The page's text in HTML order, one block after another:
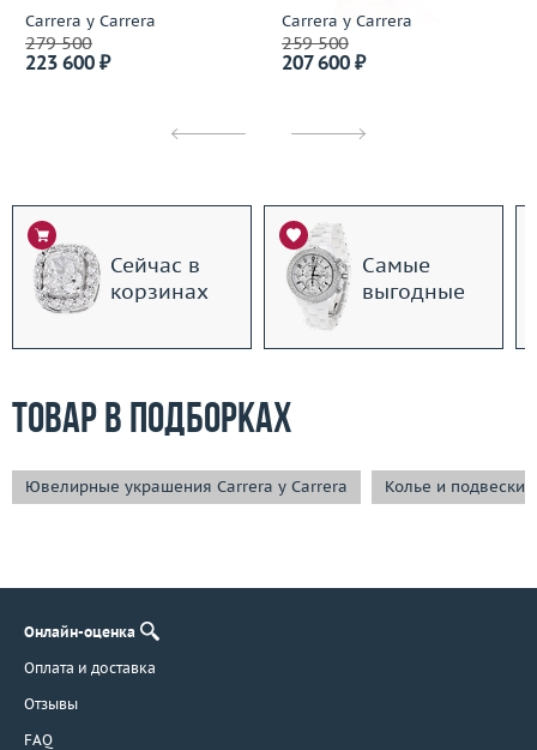
Carrera y Carrera
279 500
223 600 ₽
Carrera y Carrera
259 500
207 600 ₽
Сейчас в
корзинах
Самые
выгодные
Товар в подборках
Ювелирные украшения Carrera y Carrera Колье и подвески
Онлайн-оценка
Оплата и доставка
Отзывы
FAQ